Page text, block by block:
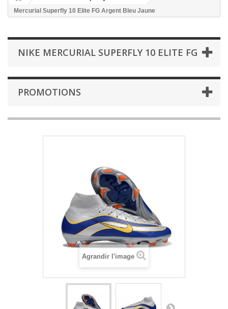
Mercurial Superfly 10 Elite FG Argent Bleu Jaune
NIKE MERCURIAL SUPERFLY 10 ELITE FG
PROMOTIONS
Agrandir l'image